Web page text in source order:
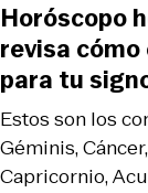
Estos son los
Géminis,
Capricornio,
Horóscopo
revisa
para tu